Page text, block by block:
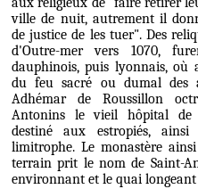
ville de nuit, autrement il
de justice de les tuer". Des
d'Outre-mer vers 1070,
dauphinois, puis lyonnais, où
du feu sacré ou dumal des
Adhémar de Roussillon
Antonins le vieil hôpital de
destiné aux estropiés,
limitrophe. Le monastère
terrain prit le nom de Saint-
environnant et le quai longeant